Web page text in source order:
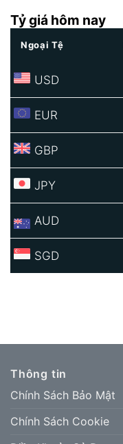
Tỷ giá hôm nay
Ngoại Tệ
USD
EUR
GBP
JPY
AUD
SGD
Thông tin
Chính Sách Bảo Mật
Chính Sách Cookie